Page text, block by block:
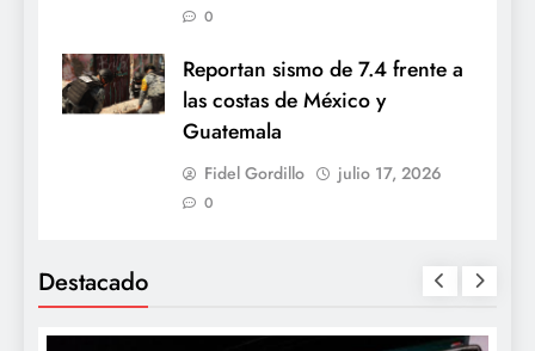
0
Reportan sismo de 7.4 frente a
las costas de México y
Guatemala
Fidel Gordillo julio 17, 2026
0
Destacado